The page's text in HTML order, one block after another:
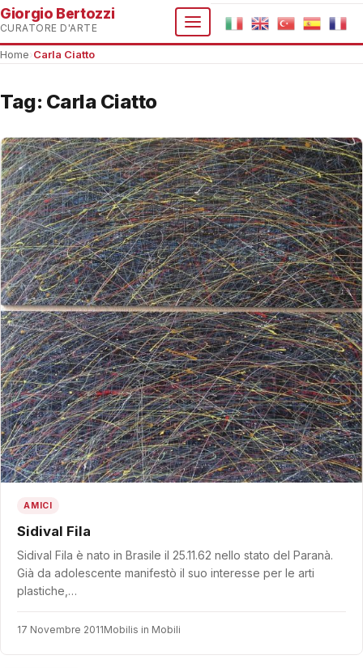
Giorgio Bertozzi
CURATORE D'ARTE
Home Carla Ciatto
Tag: Carla Ciatto
AMICI
Sidival Fila
Sidival Fila è nato in Brasile il 25.11.62 nello stato del Paranà.
Già da adolescente manifestò il suo interesse per le arti
plastiche,…
17 Novembre 2011Mobilis in Mobili